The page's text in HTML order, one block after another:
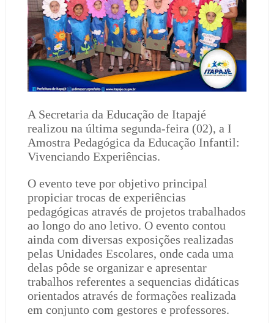
A Secretaria da Educação de Itapajé
realizou na última segunda-feira (02), a I
Amostra Pedagógica da Educação Infantil:
Vivenciando Experiências.
O evento teve por objetivo principal
propiciar trocas de experiências
pedagógicas através de projetos trabalhados
ao longo do ano letivo. O evento contou
ainda com diversas exposições realizadas
pelas Unidades Escolares, onde cada uma
delas pôde se organizar e apresentar
trabalhos referentes a sequencias didáticas
orientados através de formações realizada
em conjunto com gestores e professores.